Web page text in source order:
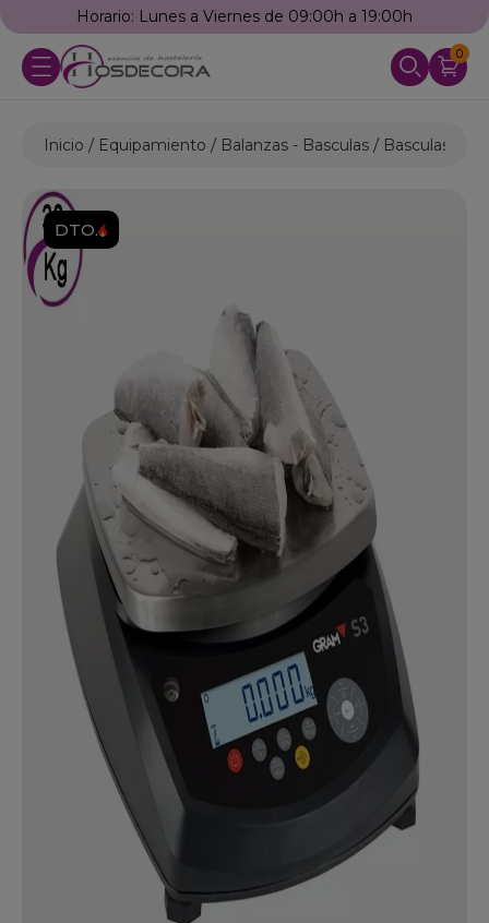
Horario: Lunes a Viernes de 09:00h a 19:00h
0
Inicio Equipamiento Balanzas - Basculas Basculas de
DTO.